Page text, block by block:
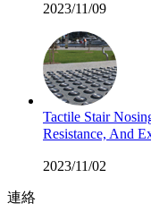
2023/11/09
Tactile Stair
Resistance, And
2023/11/02
連絡